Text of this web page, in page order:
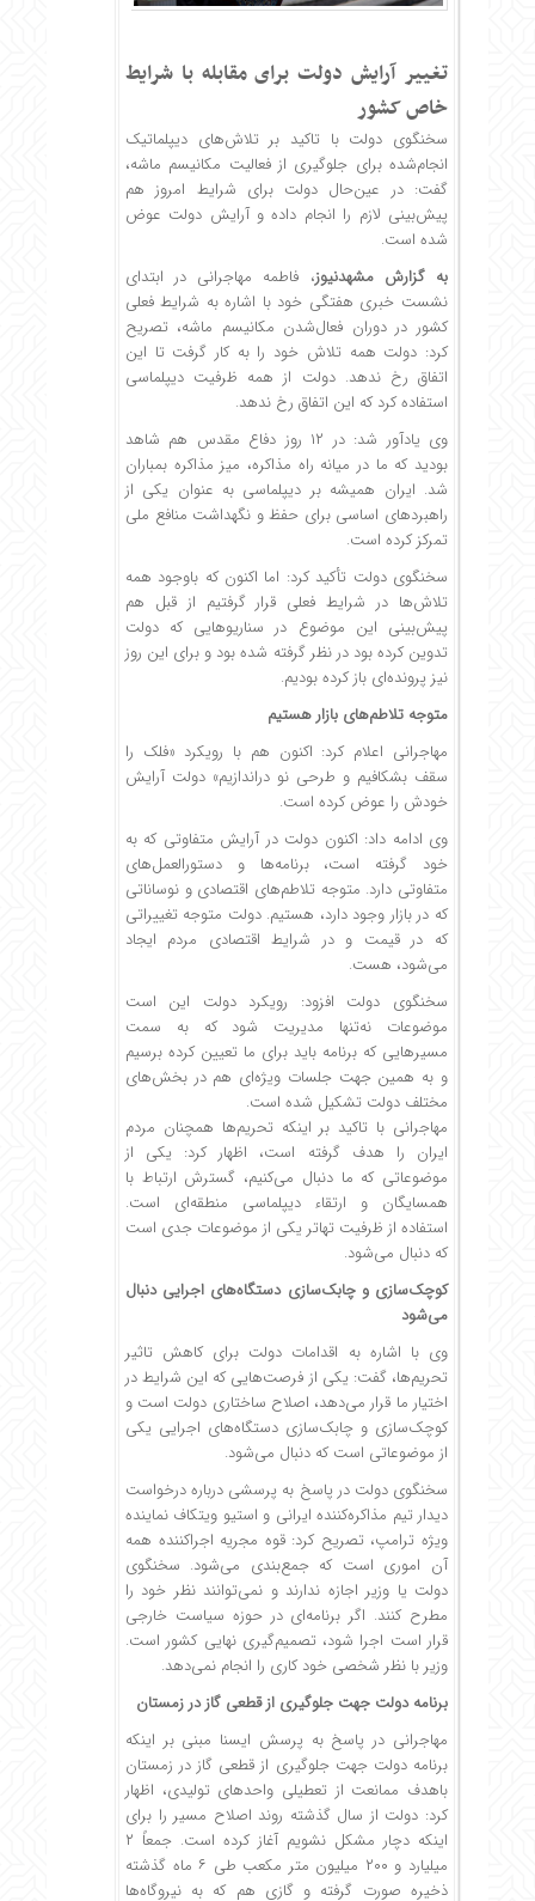
تغییر آرایش دولت برای مقابله با شرایط
خاص کشور
سخنگوی دولت با تاکید بر تلاش‌های دیپلماتیک
انجام‌شده برای جلوگیری از فعالیت مکانیسم ماشه،
گفت: در عین‌حال دولت برای شرایط امروز هم
پیش‌بینی لازم را انجام داده و آرایش دولت عوض
شده است.
به گزارشمشهدنیوز، فاطمه مهاجرانی در ابتدای
نشست خبری هفتگی خود با اشاره به شرایط فعلی
کشور در دوران فعال‌شدن مکانیسم ماشه، تصریح
کرد: دولت همه تلاش خود را به کار گرفت تا این
اتفاق رخ ندهد. دولت از همه ظرفیت دیپلماسی
استفاده کرد که این اتفاق رخ ندهد.
وی یادآور شد: در ۱۲ روز دفاع مقدس هم شاهد
بودید که ما در میانه راه مذاکره، میز مذاکره بمباران
شد. ایران همیشه بر دیپلماسی به عنوان یکی از
راهبردهای اساسی برای حفظ و نگهداشت منافع ملی
تمرکز کرده است.
سخنگوی دولت تأکید کرد: اما اکنون که باوجود همه
تلاش‌ها در شرایط فعلی قرار گرفتیم از قبل هم
پیش‌بینی این موضوع در سناریوهایی که دولت
تدوین کرده بود در نظر گرفته شده بود و برای این روز
نیز پرونده‌ای باز کرده بودیم.
متوجه تلاطم‌های بازار هستیم
مهاجرانی اعلام کرد: اکنون هم با رویکرد «فلک را
سقف بشکافیم و طرحی نو دراندازیم» دولت آرایش
خودش را عوض کرده است.
وی ادامه داد: اکنون دولت در آرایش متفاوتی که به
خود گرفته است، برنامه‌ها و دستورالعمل‌های
متفاوتی دارد. متوجه تلاطم‌های اقتصادی و نوساناتی
که در بازار وجود دارد، هستیم. دولت متوجه تغییراتی
که در قیمت و در شرایط اقتصادی مردم ایجاد
می‌شود، هست.
سخنگوی دولت افزود: رویکرد دولت این است
موضوعات نه‌تنها مدیریت شود که به سمت
مسیرهایی که برنامه باید برای ما تعیین کرده برسیم
و به همین جهت جلسات ویژه‌ای هم در بخش‌های
مختلف دولت تشکیل شده است‌.
مهاجرانی با تاکید بر اینکه تحریم‌ها همچنان مردم‌
ایران را هدف گرفته است، اظهار کرد: یکی از
موضوعاتی که ما دنبال‌ می‌کنیم، گسترش‌ ارتباط با
همسایگان و ارتقاء دیپلماسی منطقه‌ای است.
استفاده از ظرفیت تهاتر یکی از موضوعات جدی است
که دنبال می‌شود.
کوچک‌سازی و چابک‌سازی دستگاه‌های اجرایی دنبال‌
می‌شود
وی با اشاره به اقدامات دولت برای کاهش تاثیر
تحریم‌ها، گفت: یکی از فرصت‌هایی که این شرایط در
اختیار ما قرار می‌دهد، اصلاح ساختاری دولت‌ است‌ و
کوچک‌سازی و چابک‌سازی دستگاه‌های اجرایی یکی
از موضوعاتی است که دنبال‌ می‌شود.
سخنگوی دولت در پاسخ به پرسشی درباره درخواست
دیدار تیم مذاکره‌کننده ایرانی و استیو ویتکاف نماینده
ویژه ترامپ، تصریح کرد: قوه مجریه اجراکننده همه
آن اموری است که جمع‌بندی می‌شود. سخنگوی
دولت یا وزیر اجازه ندارند و نمی‌توانند نظر خود را
مطرح کنند. اگر برنامه‌ای در حوزه سیاست خارجی
قرار است اجرا شود، تصمیم‌گیری نهایی کشور است.
وزیر با نظر شخصی خود کاری را انجام نمی‌دهد.
برنامه دولت جهت جلوگیری از قطعی گاز در زمستان
مهاجرانی در پاسخ به پرسش ایسنا مبنی بر اینکه
برنامه دولت جهت جلوگیری از قطعی گاز در زمستان
باهدف ممانعت از تعطیلی واحدهای تولیدی، اظهار
کرد: دولت از سال گذشته روند اصلاح مسیر را برای
اینکه دچار مشکل نشویم آغاز کرده است. جمعاً ۲
میلیارد و ۲۰۰ میلیون متر مکعب طی ۶ ماه گذشته
ذخیره صورت گرفته و گازی هم که به نیروگاه‌ها